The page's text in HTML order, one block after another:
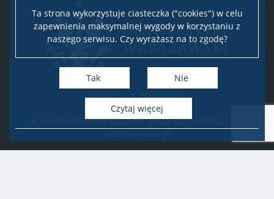
Ta strona wykorzystuje ciasteczka ("cookies") w celu
zapewnienia maksymalnej wygody w korzystaniu z
naszego serwisu. Czy wyrażasz na to zgodę?
Tak Nie
Czytaj więcej
Uniwersytet Warszawski
Biuro Obsługi Badań
ul. Krakowskie Przedmieście 26/28, 00-927 Warszawa